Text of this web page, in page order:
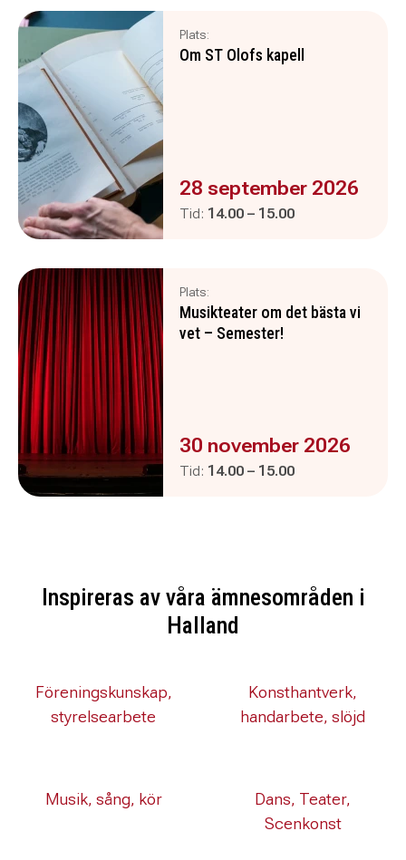
Plats:
Om ST Olofs kapell
Evenemanget är :
28 september 2026
Tid: Pågår mellan
14.00 – och
15.00
Plats:
Musikteater om det bästa vi
vet – Semester!
Evenemanget är :
30 november 2026
Tid: Pågår mellan
14.00 – och
15.00
Inspireras av våra ämnesområden i
Halland
Föreningskunskap,
styrelsearbete
Konsthantverk,
handarbete, slöjd
Musik, sång, kör
Dans, Teater,
Scenkonst